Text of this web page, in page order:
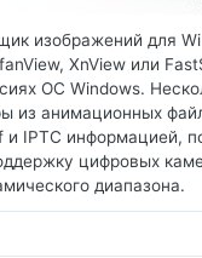
изображений для
XnView или
ОС Windows.
из анимационных
IPTC информацией,
цифровых
диапазона.